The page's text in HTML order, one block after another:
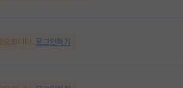
요합니다. 로그인하기